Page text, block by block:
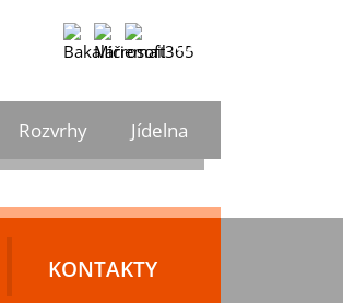
CS
EN
CS
Rozvrhy Jídelna
KONTAKTY